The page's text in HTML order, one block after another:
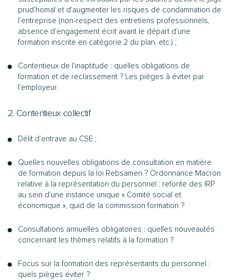
prud’homal et d’augmenter les risques de condamnation de
l’entreprise (non-respect des entretiens professionnels,
absence d’engagement écrit avant le départ d’une
formation inscrite en catégorie 2 du plan, etc.) ;
Contentieux de l’inaptitude : quelles obligations de
formation et de reclassement ? Les pièges à éviter par
l’employeur.
2. Contentieux collectif
Délit d’entrave au CSE ;
Quelles nouvelles obligations de consultation en matière
de formation depuis la loi Rebsamen ? Ordonnance Macron
relative à la représentation du personnel : refonte des IRP
au sein d’une instance unique « Comité social et
économique », quid de la commission formation ?
Consultations annuelles obligatoires : quelles nouveautés
concernant les thèmes relatifs à la formation ?
Focus sur la formation des représentants du personnel :
quels pièges éviter ?